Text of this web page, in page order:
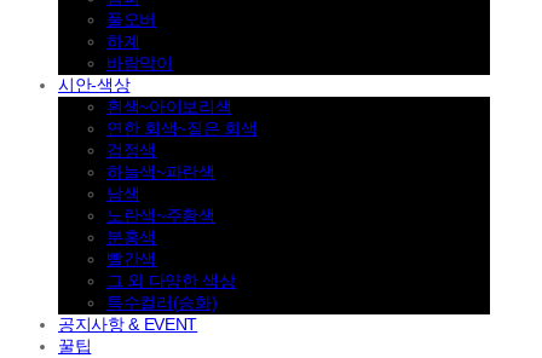
풀오버
하계
바람막이
시안-색상
흰색~아이보리색
연한 회색~짙은 회색
검정색
하늘색~파란색
남색
노란색~주황색
분홍색
빨간색
그 외 다양한 색상
특수컬러(승화)
공지사항 & EVENT
꿀팁